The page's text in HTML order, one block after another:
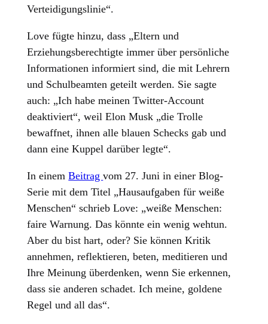
Verteidigungslinie“.
Love fügte hinzu, dass „Eltern und
Erziehungsberechtigte immer über persönliche
Informationen informiert sind, die mit Lehrern
und Schulbeamten geteilt werden. Sie sagte
auch: „Ich habe meinen Twitter-Account
deaktiviert“, weil Elon Musk „die Trolle
bewaffnet, ihnen alle blauen Schecks gab und
dann eine Kuppel darüber legte“.
In einemBeitragvom 27. Juni in einer Blog-
Serie mit dem Titel „Hausaufgaben für weiße
Menschen“ schrieb Love: „weiße Menschen:
faire Warnung. Das könnte ein wenig wehtun.
Aber du bist hart, oder? Sie können Kritik
annehmen, reflektieren, beten, meditieren und
Ihre Meinung überdenken, wenn Sie erkennen,
dass sie anderen schadet. Ich meine, goldene
Regel und all das“.